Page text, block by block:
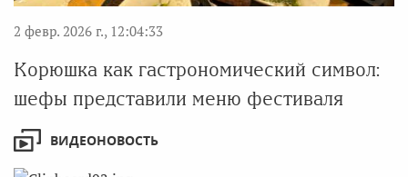
2 февр. 2026 г., 12:04:33
Корюшка как гастрономический символ:
шефы представили меню фестиваля
ВИДЕОНОВОСТЬ